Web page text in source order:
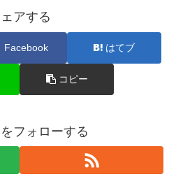
アする
Facebook はてブ
コピー
フォローする